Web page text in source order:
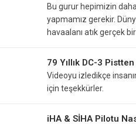
Bu gurur hepimizin
yapmamız gerekir.
havaalanı atık gerçek
79 Yıllık DC-3 Pistten
Videoyu izledikçe
için teşekkürler.
iHA & SİHA Pilotu